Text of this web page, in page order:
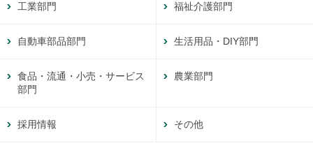
工業部門 福祉介護部門
自動車部品部門 生活用品・DIY部門
食品・流通・小売・サービス
部門
農業部門
採用情報 その他